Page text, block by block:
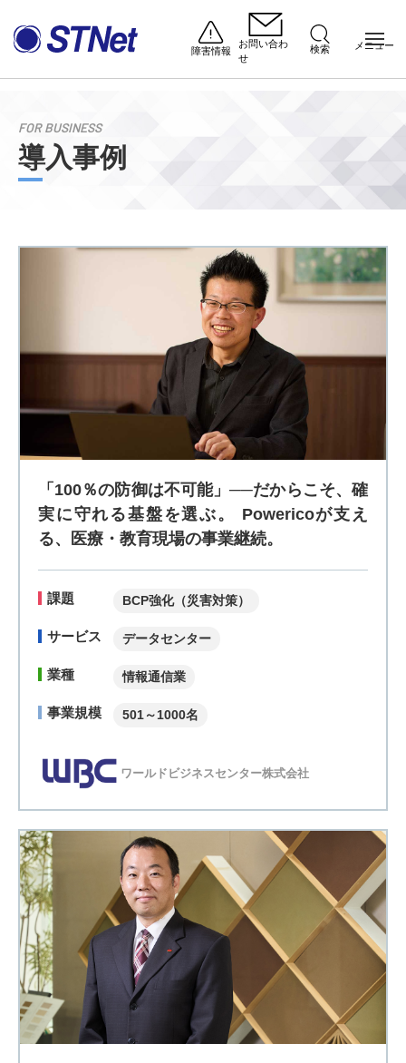
障害情報
お問い合わ
せ
検索 メニュー
導入事例
FOR BUSINESS
「100％の防御は不可能」──だからこそ、確
実に守れる基盤を選ぶ。 Powericoが支え
る、医療・教育現場の事業継続。
課題 BCP強化（災害対策）
サービス データセンター
業種 情報通信業
事業規模 501～1000名
ワールドビジネスセンター株式会社